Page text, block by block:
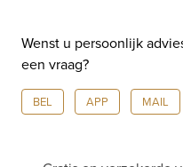
diamant
30/13911R/B
aantal
Wenst u persoonlijk
een vraag?
BEL APP MAIL